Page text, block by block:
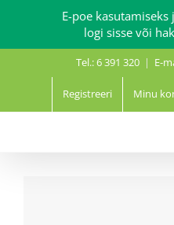
Tel.: 6 391 320 | E-
Registreeri Minu
E-poe
logi sisse või